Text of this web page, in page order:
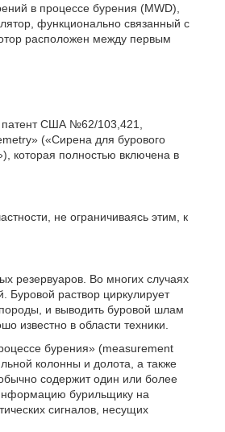
в процессе бурения (MWD),
функционально связанный с
расположен между первым
патент США №62/103,421,
(«Сирена для бурового
которая полностью включена в
не ограничиваясь этим, к
резервуаров. Во многих случаях
Буровой раствор циркулирует
и выводить буровой шлам
известно в области техники.
бурения» (measurement
колонны и долота, а также
содержит один или более
бурильщику на
сигналов, несущих